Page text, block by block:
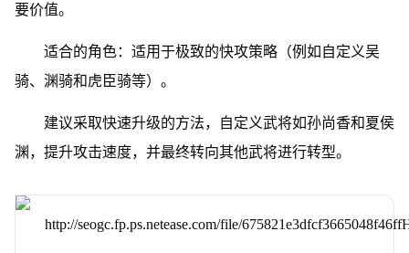
要价值。
适合的角色：适用于极致的快攻策略（例如自定义吴
骑、渊骑和虎臣骑等）。
建议采取快速升级的方法，自定义武将如孙尚香和夏侯
渊，提升攻击速度，并最终转向其他武将进行转型。